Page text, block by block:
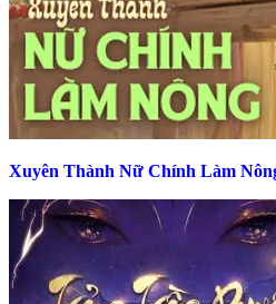
Xuyên Thành Nữ Chính Làm